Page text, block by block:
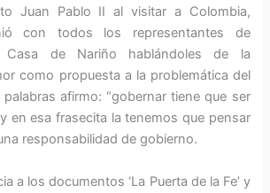
Juan Pablo II al visitar a Colombia,
con todos los representantes de
de Nariño hablándoles de la
como propuesta a la problemática del
afirmo: “gobernar tiene que ser
en esa frasecita la tenemos que pensar
responsabilidad de gobierno.
a los documentos ‘La Puerta de la Fe’ y